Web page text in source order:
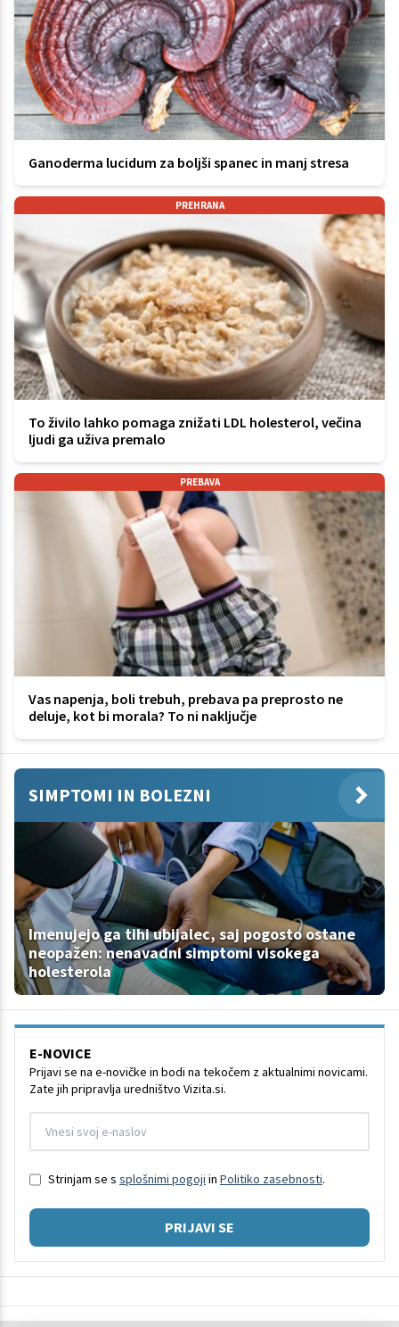
Ganoderma lucidum za boljši spanec in manj stresa
PREHRANA
To živilo lahko pomaga znižati LDL holesterol, večina
ljudi ga uživa premalo
PREBAVA
Vas napenja, boli trebuh, prebava pa preprosto ne
deluje, kot bi morala? To ni naključje
SIMPTOMI IN BOLEZNI
Imenujejo ga tihi ubijalec, saj pogosto ostane
neopažen: nenavadni simptomi visokega
holesterola
E-NOVICE
Prijavi se na e-novičke in bodi na tekočem z aktualnimi novicami.
Zate jih pripravlja uredništvo Vizita.si.
Strinjam se s splošnimi pogoji in Politiko zasebnosti.
PRIJAVI SE